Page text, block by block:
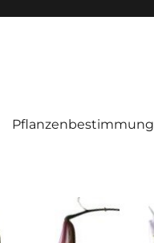
Pflanzenbestimmung